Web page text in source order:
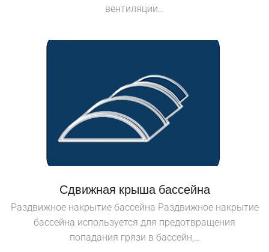
вентиляции…
Сдвижная крыша бассейна
Раздвижное накрытие бассейна Раздвижное накрытие
бассейна используется для предотвращения
попадания грязи в бассейн,…